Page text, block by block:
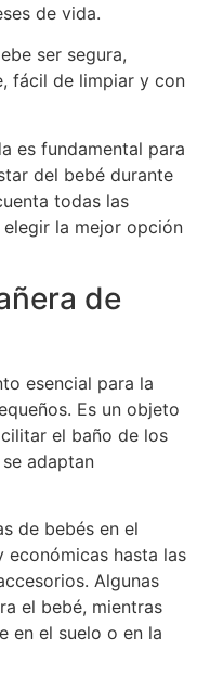
de vida.
ser segura,
fácil de limpiar y con
es fundamental para
del bebé durante
todas las
la mejor opción
de
esencial para la
Es un objeto
el baño de los
adaptan
de bebés en el
económicas hasta las
Algunas
el bebé, mientras
en el suelo o en la